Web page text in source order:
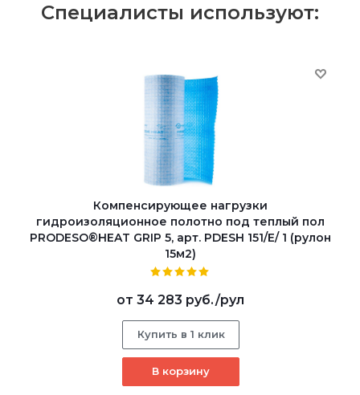
Специалисты используют:
Компенсирующее нагрузки
гидроизоляционное полотно под теплый пол
PRODESO®HEAT GRIP 5, арт. PDESH 151/E/ 1 (рулон
15м2)
от 34 283 руб./рул
Купить в 1 клик
В корзину